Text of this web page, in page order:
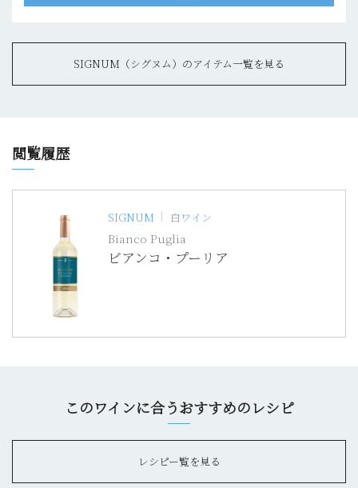
SIGNUM（シグヌム）のアイテム一覧を見る
閲覧履歴
SIGNUM 白ワイン
Bianco Puglia
ビアンコ・プーリア
このワインに合うおすすめのレシピ
レシピー覧を見る